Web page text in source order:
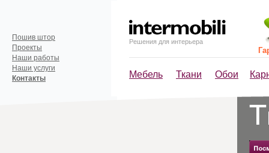
Решения для интерьера
Мебель Ткани Обои
Пошив штор
Проекты
Наши работы
Наши услуги
Контакты